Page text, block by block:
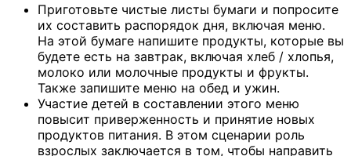
Приготовьте чистые листы бумаги и попросите
их составить распорядок дня, включая меню.
На этой бумаге напишите продукты, которые вы
будете есть на завтрак, включая хлеб / хлопья,
молоко или молочные продукты и фрукты.
Также запишите меню на обед и ужин.
Участие детей в составлении этого меню
повысит приверженность и принятие новых
продуктов питания. В этом сценарии роль
взрослых заключается в том, чтобы направить